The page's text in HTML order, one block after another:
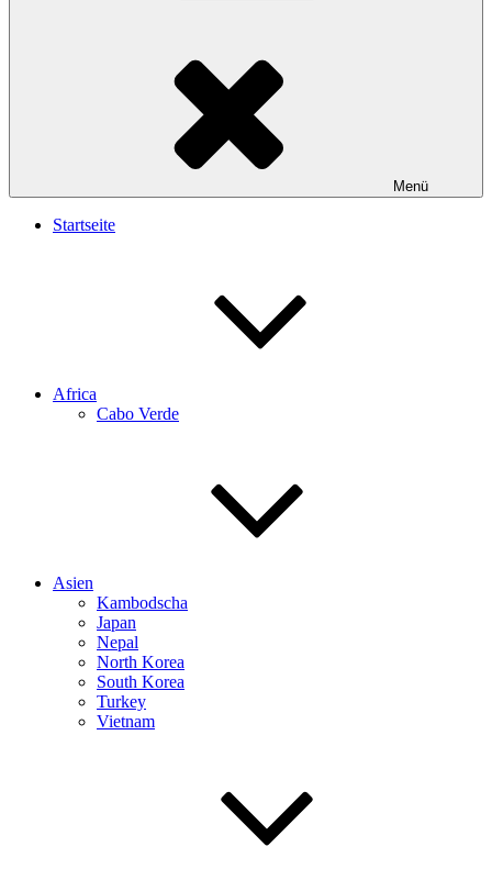
Menü
Startseite
Africa
Cabo Verde
Asien
Kambodscha
Japan
Nepal
North Korea
South Korea
Turkey
Vietnam